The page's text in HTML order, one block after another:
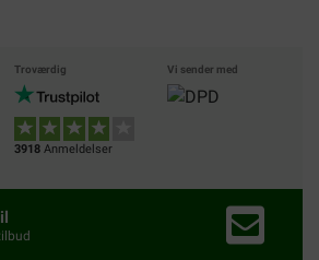
Troværdig
3918 Anmeldelser
Vi sender med